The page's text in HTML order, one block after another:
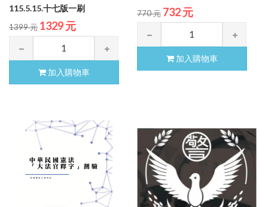
115.5.15.十七版一刷
1399 元 1329 元
加入購物車
770 元 732 元
加入購物車